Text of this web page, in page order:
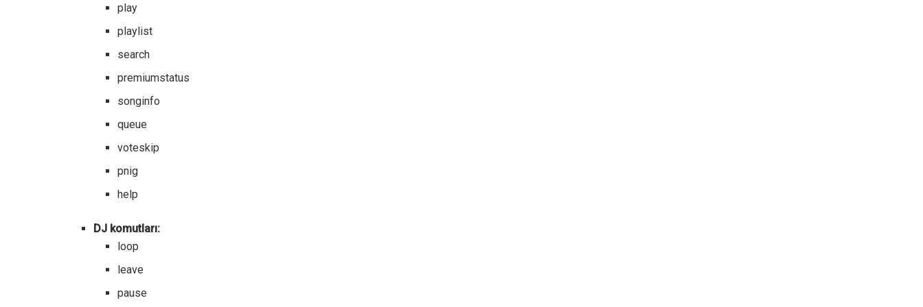
play
playlist
search
premiumstatus
songinfo
queue
voteskip
pnig
help
DJ komutları:
loop
leave
pause